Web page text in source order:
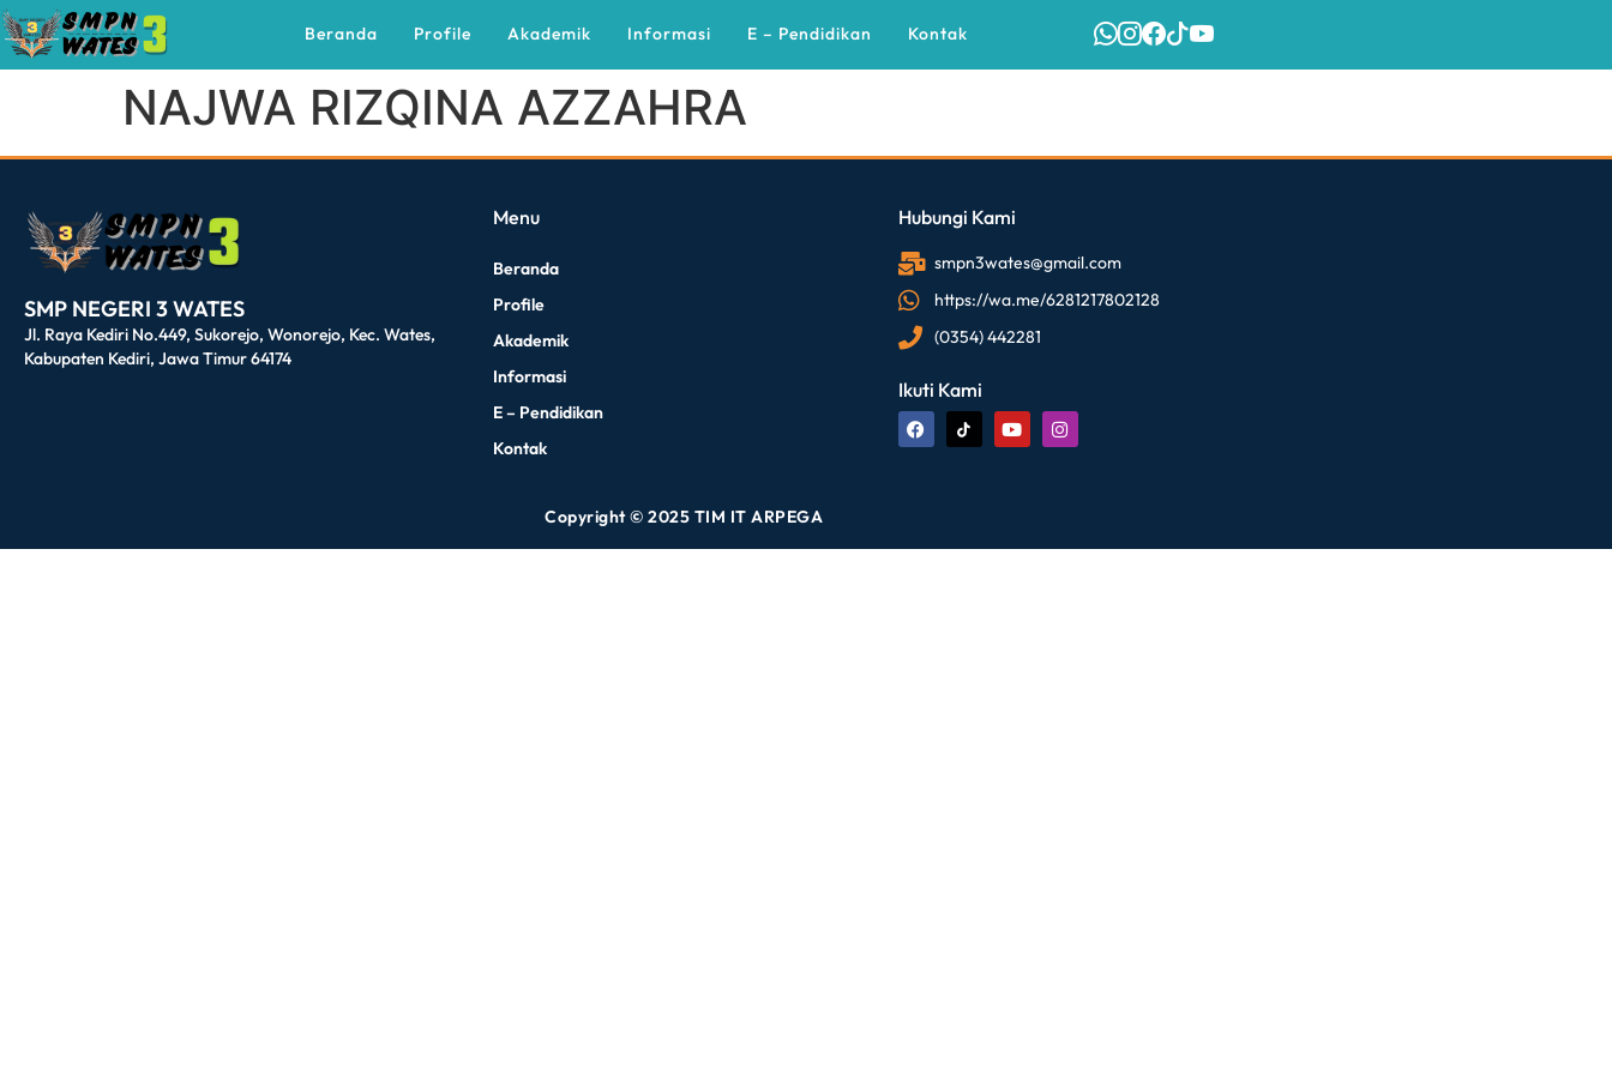
Beranda Profile Akademik Informasi E – Pendidikan Kontak
NAJWA RIZQINA AZZAHRA
SMP NEGERI 3 WATES
Jl. Raya Kediri No.449, Sukorejo, Wonorejo, Kec. Wates,
Kabupaten Kediri, Jawa Timur 64174
Menu
Beranda
Profile
Akademik
Informasi
E – Pendidikan
Kontak
Hubungi Kami
smpn3wates@gmail.com
https://wa.me/6281217802128
(0354) 442281
Ikuti Kami
Copyright © 2025 TIM IT ARPEGA